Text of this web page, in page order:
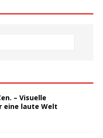
– Visuelle
eine laute Welt